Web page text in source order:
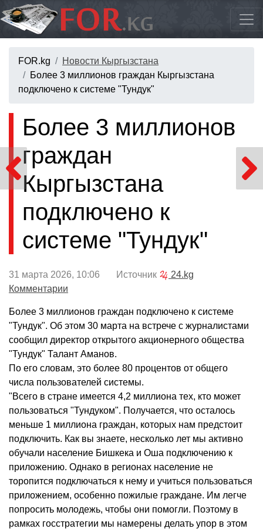
FOR.kg
Новости Кыргызстана
Более 3 миллионов граждан Кыргызстана
подключено к системе "Тундук"
Более 3 миллионов
граждан
Кыргызстана
подключено к
системе "Тундук"
31 марта 2026, 10:06 Источник
24.kg
Комментарии
Более 3 миллионов граждан подключено к системе
"Тундук". Об этом 30 марта на встрече с журналистами
сообщил директор открытого акционерного общества
"Тундук" Талант Аманов.
По его словам, это более 80 процентов от общего
числа пользователей системы.
"Всего в стране имеется 4,2 миллиона тех, кто может
пользоваться "Тундуком". Получается, что осталось
меньше 1 миллиона граждан, которых нам предстоит
подключить. Как вы знаете, несколько лет мы активно
обучали население Бишкека и Оша подключению к
приложению. Однако в регионах население не
торопится подключаться к нему и учиться пользоваться
приложением, особенно пожилые граждане. Им легче
попросить молодежь, чтобы они помогли. Поэтому в
рамках госстратегии мы намерены делать упор в этом